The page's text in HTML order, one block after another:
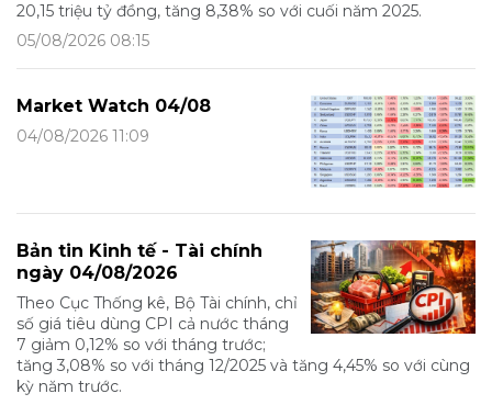
20,15 triệu tỷ đồng, tăng 8,38% so với cuối năm 2025.
05/08/2026 08:15
Market Watch 04/08
04/08/2026 11:09
Bản tin Kinh tế - Tài chính
ngày 04/08/2026
Theo Cục Thống kê, Bộ Tài chính, chỉ
số giá tiêu dùng CPI cả nước tháng
7 giảm 0,12% so với tháng trước;
tăng 3,08% so với tháng 12/2025 và tăng 4,45% so với cùng
kỳ năm trước.